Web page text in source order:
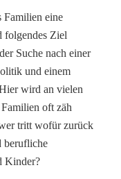
Familien eine
folgendes Ziel
Suche nach einer
und einem
wird an vielen
oft zäh
tritt wofür zurück
berufliche
Kinder?